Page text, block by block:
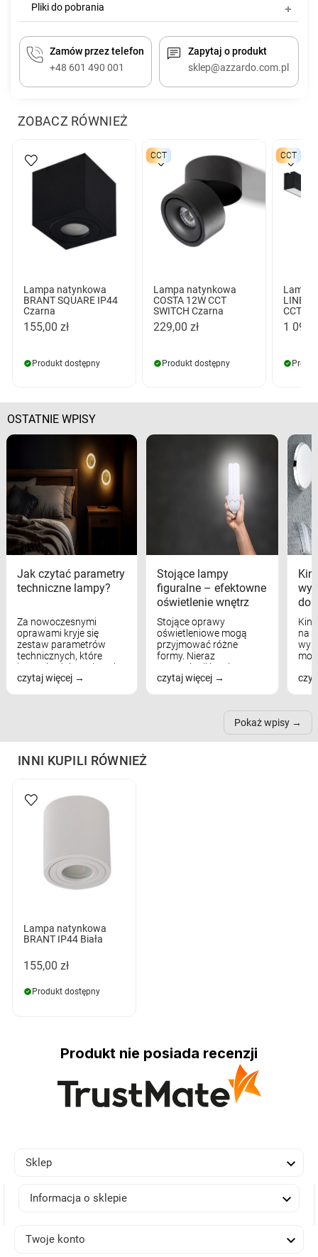
Pliki do pobrania
Zamów przez telefon
+48 601 490 001
Zapytaj o produkt
sklep@azzardo.com.pl
ZOBACZ RÓWNIEŻ
Lampa natynkowa
BRANT SQUARE IP44
Czarna
155,00 zł
Produkt dostępny
CCT
Lampa natynkowa
COSTA 12W CCT
SWITCH Czarna
229,00 zł
Produkt dostępny
CCT
Lampa
CCT
1
OSTATNIE WPISY
Jak czytać parametry
techniczne lampy?
Za nowoczesnymi
oprawami kryje się
zestaw parametrów
technicznych, które
bezpośrednio wpływają
na komfort widzenia,
czytaj więcej
Stojące lampy
figuralne – efektowne
oświetlenie wnętrz
Stojące oprawy
oświetleniowe mogą
przyjmować różne
formy. Nieraz
wspominaliśmy już
modele na łukowych
nich może przydać się w
czytaj więcej
na
Pokaż wpisy
INNI KUPILI RÓWNIEŻ
Lampa natynkowa
BRANT IP44 Biała
155,00 zł
Produkt dostępny
Produkt nie posiada recenzji
Sklep 
Informacja o sklepie 
Twoje konto 